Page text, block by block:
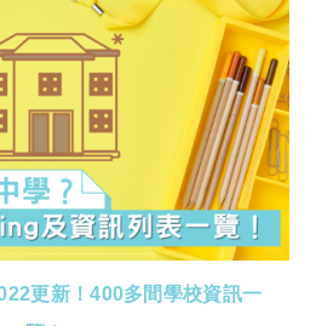
更新！400多間學校資訊一